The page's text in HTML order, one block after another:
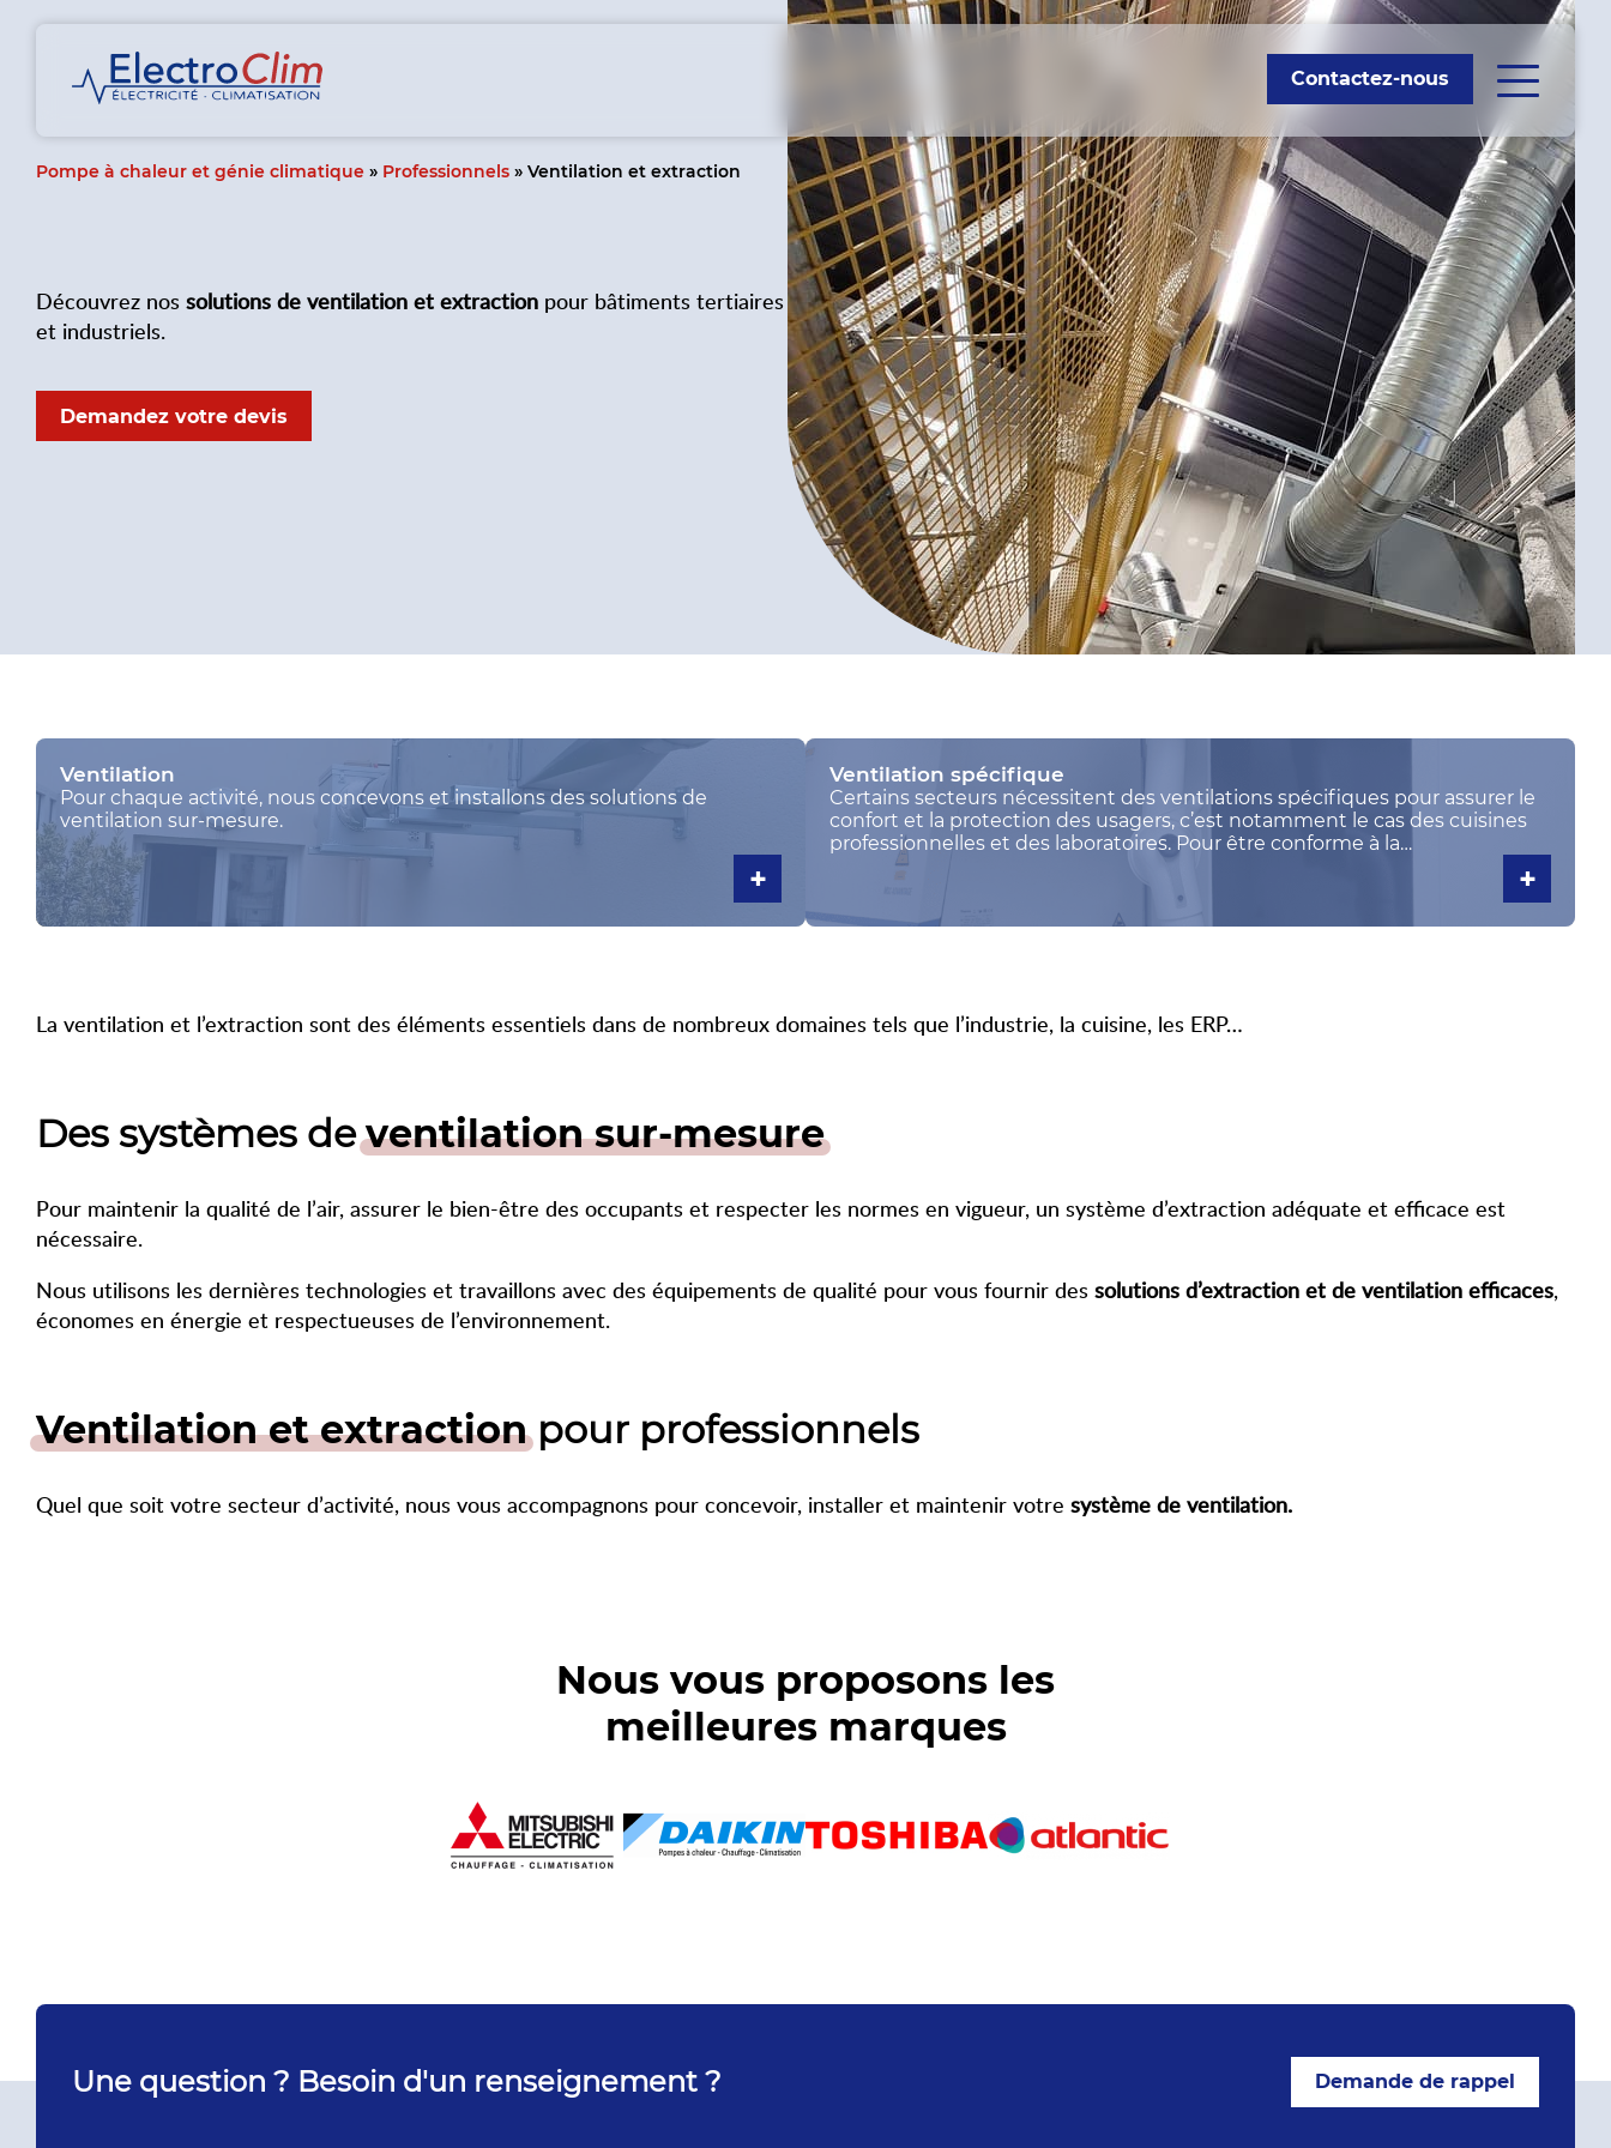
Contactez-nous
Pompe à chaleur et génie climatique » Professionnels » Ventilation et extraction
Découvrez nos solutions de ventilation et extraction pour bâtiments tertiaires
et industriels.
Demandez votre devis
Ventilation
Pour chaque activité, nous concevons et installons des solutions de
ventilation sur-mesure.
+
Ventilation spécifique
Certains secteurs nécessitent des ventilations spécifiques pour assurer le
confort et la protection des usagers, c’est notamment le cas des cuisines
professionnelles et des laboratoires. Pour être conforme à la
réglementation en vigueur mais également.
+
La ventilation et l’extraction sont des éléments essentiels dans de nombreux domaines tels que l’industrie, la cuisine, les ERP…
Des systèmes deventilation sur-mesure
Pour maintenir la qualité de l’air, assurer le bien-être des occupants et respecter les normes en vigueur, un système d’extraction adéquate et efficace est
nécessaire.
Nous utilisons les dernières technologies et travaillons avec des équipements de qualité pour vous fournir des solutions d’extraction et de ventilation efficaces,
économes en énergie et respectueuses de l’environnement.
Ventilation et extractionpour professionnels
Quel que soit votre secteur d’activité, nous vous accompagnons pour concevoir, installer et maintenir votre système de ventilation.
Nous vous proposons les
meilleures marques
Une question ? Besoin d'un renseignement ? Demande de rappel